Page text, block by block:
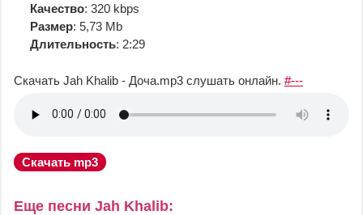
Качество: 320 kbps
Размер: 5,73 Mb
Длительность: 2:29
Скачать Jah Khalib - Доча.mp3 слушать онлайн. #---
Скачать mp3
Еще песни Jah Khalib: